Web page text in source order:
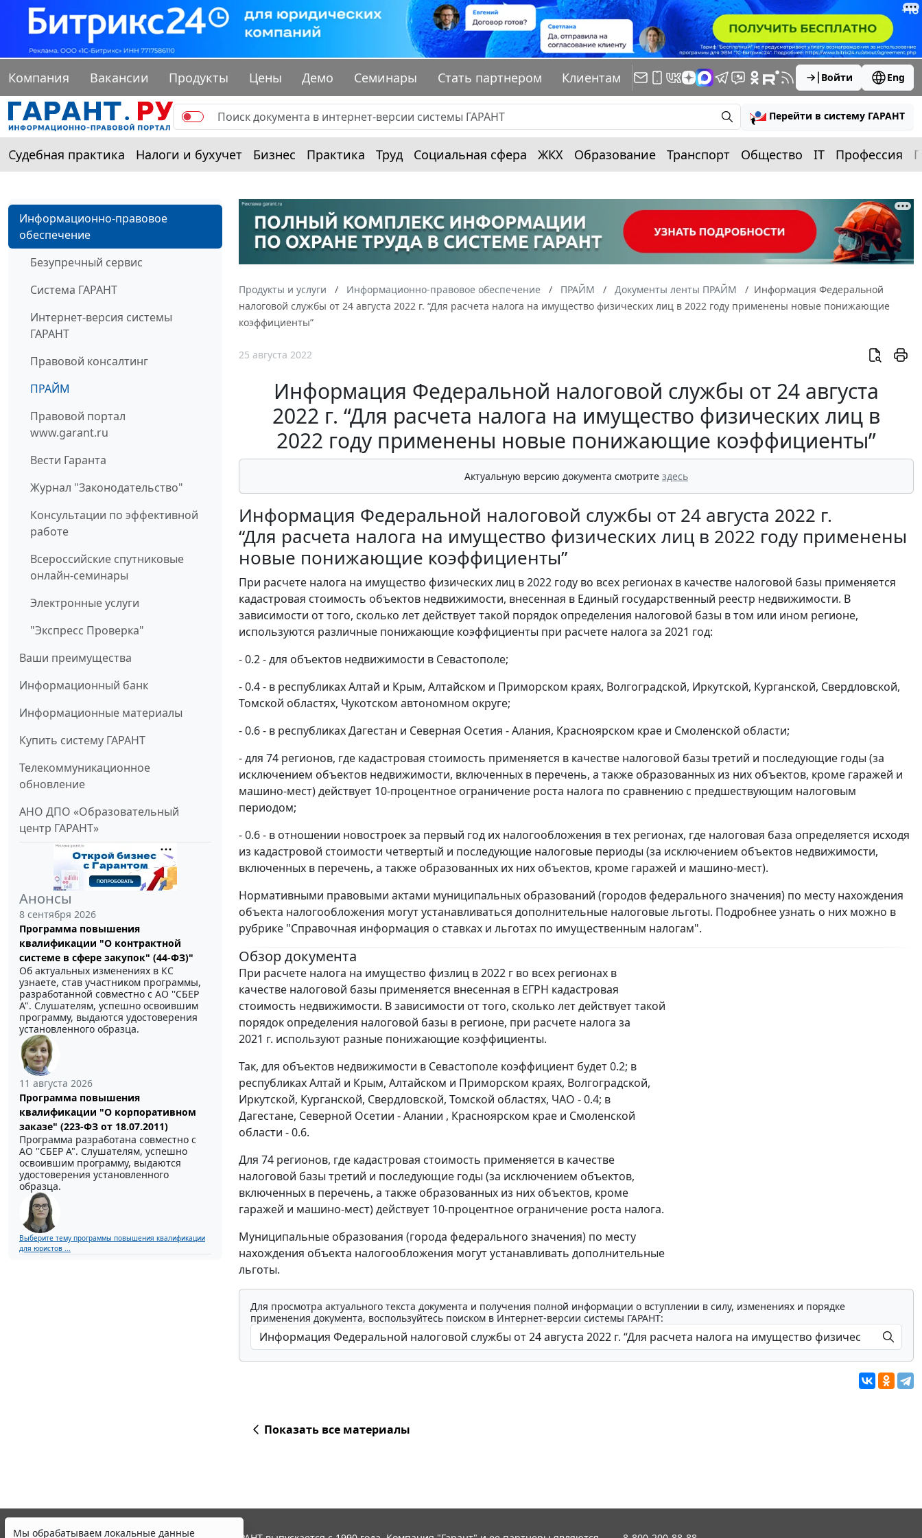
Компания Вакансии Продукты Цены Демо Семинары Стать партнером Клиентам Войти Eng
Перейти в систему ГАРАНТ
Судебная практика Налоги и бухучет Бизнес Практика Труд Социальная сфера ЖКХ Образование Транспорт Общество IT Профессия
Информационно-правовое
обеспечение
Безупречный сервис
Система ГАРАНТ
Интернет-версия системы
ГАРАНТ
Правовой консалтинг
ПРАЙМ
Правовой портал
www.garant.ru
Вести Гаранта
Журнал "Законодательство"
Консультации по эффективной
работе
Всероссийские спутниковые
онлайн-семинары
Электронные услуги
"Экспресс Проверка"
Ваши преимущества
Информационный банк
Информационные материалы
Купить систему ГАРАНТ
Телекоммуникационное
обновление
АНО ДПО «Образовательный
центр ГАРАНТ»
Анонсы
8 сентября 2026
Программа повышения
квалификации "О контрактной
системе в сфере закупок" (44-ФЗ)"
Об актуальных изменениях в КС
узнаете, став участником программы,
разработанной совместно с АО ''СБЕР
А". Слушателям, успешно освоившим
программу, выдаются удостоверения
установленного образца.
11 августа 2026
Программа повышения
квалификации "О корпоративном
заказе" (223-ФЗ от 18.07.2011)
Программа разработана совместно с
АО ''СБЕР А". Слушателям, успешно
освоившим программу, выдаются
удостоверения установленного
образца.
Выберите тему программы повышения квалификации
для юристов ...
Продукты и услуги Информационно-правовое обеспечение ПРАЙМ Документы ленты ПРАЙМ
Информация Федеральной
налоговой службы от 24 августа 2022 г. “Для расчета налога на имущество физических лиц в 2022 году применены новые понижающие
коэффициенты”
25 августа 2022
Информация Федеральной налоговой службы от 24 августа
2022 г. “Для расчета налога на имущество физических лиц в
2022 году применены новые понижающие коэффициенты”
Актуальную версию документа смотрите здесь
Информация Федеральной налоговой службы от 24 августа 2022 г.
“Для расчета налога на имущество физических лиц в 2022 году применены
новые понижающие коэффициенты”
При расчете налога на имущество физических лиц в 2022 году во всех регионах в качестве налоговой базы применяется
кадастровая стоимость объектов недвижимости, внесенная в Единый государственный реестр недвижимости. В
зависимости от того, сколько лет действует такой порядок определения налоговой базы в том или ином регионе,
используются различные понижающие коэффициенты при расчете налога за 2021 год:
- 0.2 - для объектов недвижимости в Севастополе;
- 0.4 - в республиках Алтай и Крым, Алтайском и Приморском краях, Волгоградской, Иркутской, Курганской, Свердловской,
Томской областях, Чукотском автономном округе;
- 0.6 - в республиках Дагестан и Северная Осетия - Алания, Красноярском крае и Смоленской области;
- для 74 регионов, где кадастровая стоимость применяется в качестве налоговой базы третий и последующие годы (за
исключением объектов недвижимости, включенных в перечень, а также образованных из них объектов, кроме гаражей и
машино-мест) действует 10-процентное ограничение роста налога по сравнению с предшествующим налоговым
периодом;
- 0.6 - в отношении новостроек за первый год их налогообложения в тех регионах, где налоговая база определяется исходя
из кадастровой стоимости четвертый и последующие налоговые периоды (за исключением объектов недвижимости,
включенных в перечень, а также образованных их них объектов, кроме гаражей и машино-мест).
Нормативными правовыми актами муниципальных образований (городов федерального значения) по месту нахождения
объекта налогообложения могут устанавливаться дополнительные налоговые льготы. Подробнее узнать о них можно в
рубрике "Справочная информация о ставках и льготах по имущественным налогам".
Обзор документа
При расчете налога на имущество физлиц в 2022 г во всех регионах в
качестве налоговой базы применяется внесенная в ЕГРН кадастровая
стоимость недвижимости. В зависимости от того, сколько лет действует такой
порядок определения налоговой базы в регионе, при расчете налога за
2021 г. используют разные понижающие коэффициенты.
Так, для объектов недвижимости в Севастополе коэффициент будет 0.2; в
республиках Алтай и Крым, Алтайском и Приморском краях, Волгоградской,
Иркутской, Курганской, Свердловской, Томской областях, ЧАО - 0.4; в
Дагестане, Северной Осетии - Алании , Красноярском крае и Смоленской
области - 0.6.
Для 74 регионов, где кадастровая стоимость применяется в качестве
налоговой базы третий и последующие годы (за исключением объектов,
включенных в перечень, а также образованных из них объектов, кроме
гаражей и машино-мест) действует 10-процентное ограничение роста налога.
Муниципальные образования (города федерального значения) по месту
нахождения объекта налогообложения могут устанавливать дополнительные
льготы.
Для просмотра актуального текста документа и получения полной информации о вступлении в силу, изменениях и порядке
применения документа, воспользуйтесь поиском в Интернет-версии системы ГАРАНТ:
Показать все материалы
Мы обрабатываем локальные данные